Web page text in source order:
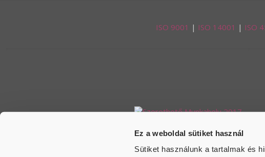
Ez a weboldal sütiket használ
Sütiket használunk a tartalmak és
ISO 9001 | ISO 14001 | ISO